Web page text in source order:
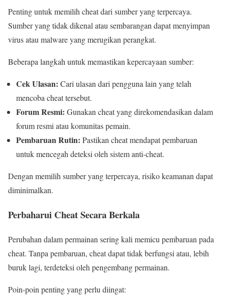
Penting untuk memilih cheat dari sumber yang terpercaya.
Sumber yang tidak dikenal atau sembarangan dapat menyimpan
virus atau malware yang merugikan perangkat.
Beberapa langkah untuk memastikan kepercayaan sumber:
Cek Ulasan: Cari ulasan dari pengguna lain yang telah
mencoba cheat tersebut.
Forum Resmi: Gunakan cheat yang direkomendasikan dalam
forum resmi atau komunitas pemain.
Pembaruan Rutin: Pastikan cheat mendapat pembaruan
untuk mencegah deteksi oleh sistem anti-cheat.
Dengan memilih sumber yang terpercaya, risiko keamanan dapat
diminimalkan.
Perbaharui Cheat Secara Berkala
Perubahan dalam permainan sering kali memicu pembaruan pada
cheat. Tanpa pembaruan, cheat dapat tidak berfungsi atau, lebih
buruk lagi, terdeteksi oleh pengembang permainan.
Poin-poin penting yang perlu diingat: